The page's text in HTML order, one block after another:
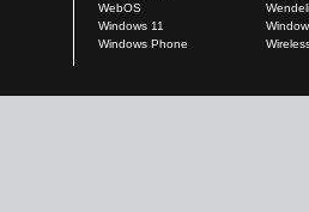
WebOS
Windows 11
Windows Phone